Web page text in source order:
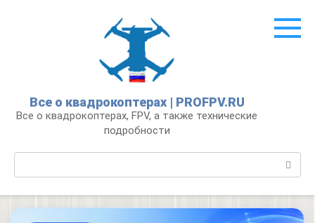
Все о квадрокоптерах | PROFPV.RU
Все о квадрокоптерах, FPV, а также технические
подробности